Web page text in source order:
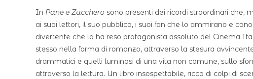
In Pane e Zucchero sono presenti dei ricordi straordinari che,
ai suoi lettori, il suo pubblico, i suoi fan che lo ammirano e
divertente che lo ha reso protagonista assoluto del Cinema
stesso nella forma di romanzo, attraverso la stesura
drammatici e quelli luminosi di una vita non comune, sullo
attraverso la lettura. Un libro insospettabile, ricco di colpi di